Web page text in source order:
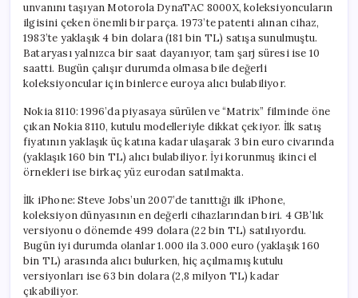
unvanını taşıyan Motorola DynaTAC 8000X, koleksiyoncuların
ilgisini çeken önemli bir parça. 1973’te patenti alınan cihaz,
1983’te yaklaşık 4 bin dolara (181 bin TL) satışa sunulmuştu.
Bataryası yalnızca bir saat dayanıyor, tam şarj süresi ise 10
saatti. Bugün çalışır durumda olmasa bile değerli
koleksiyoncular için binlerce euroya alıcı bulabiliyor.
Nokia 8110: 1996’da piyasaya sürülen ve “Matrix” filminde öne
çıkan Nokia 8110, kutulu modelleriyle dikkat çekiyor. İlk satış
fiyatının yaklaşık üç katına kadar ulaşarak 3 bin euro civarında
(yaklaşık 160 bin TL) alıcı bulabiliyor. İyi korunmuş ikinci el
örnekleri ise birkaç yüz eurodan satılmakta.
İlk iPhone: Steve Jobs’un 2007’de tanıttığı ilk iPhone,
koleksiyon dünyasının en değerli cihazlarından biri. 4 GB’lık
versiyonu o dönemde 499 dolara (22 bin TL) satılıyordu.
Bugün iyi durumda olanlar 1.000 ila 3.000 euro (yaklaşık 160
bin TL) arasında alıcı bulurken, hiç açılmamış kutulu
versiyonları ise 63 bin dolara (2,8 milyon TL) kadar
çıkabiliyor.